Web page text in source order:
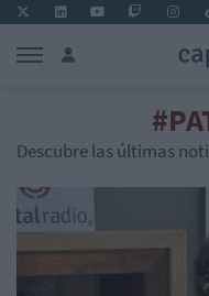
Descubre las últimas